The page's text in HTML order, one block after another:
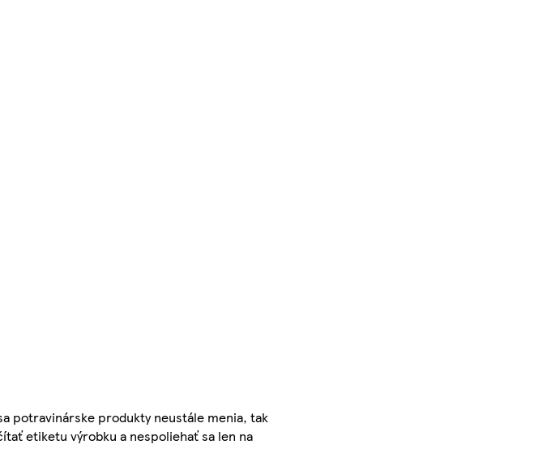
potravinárske produkty neustále menia, tak
etiketu výrobku a nespoliehať sa len na